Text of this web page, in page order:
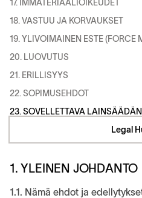
17. IMMATERIAALIOIKEUDET
18. VASTUU JA KORVAUKSET
19. YLIVOIMAINEN ESTE (FORCE
20. LUOVUTUS
21. ERILLISYYS
22. SOPIMUSEHDOT
23. SOVELLETTAVA
Legal
1. YLEINEN JOHDANTO
1.1. Nämä ehdot ja